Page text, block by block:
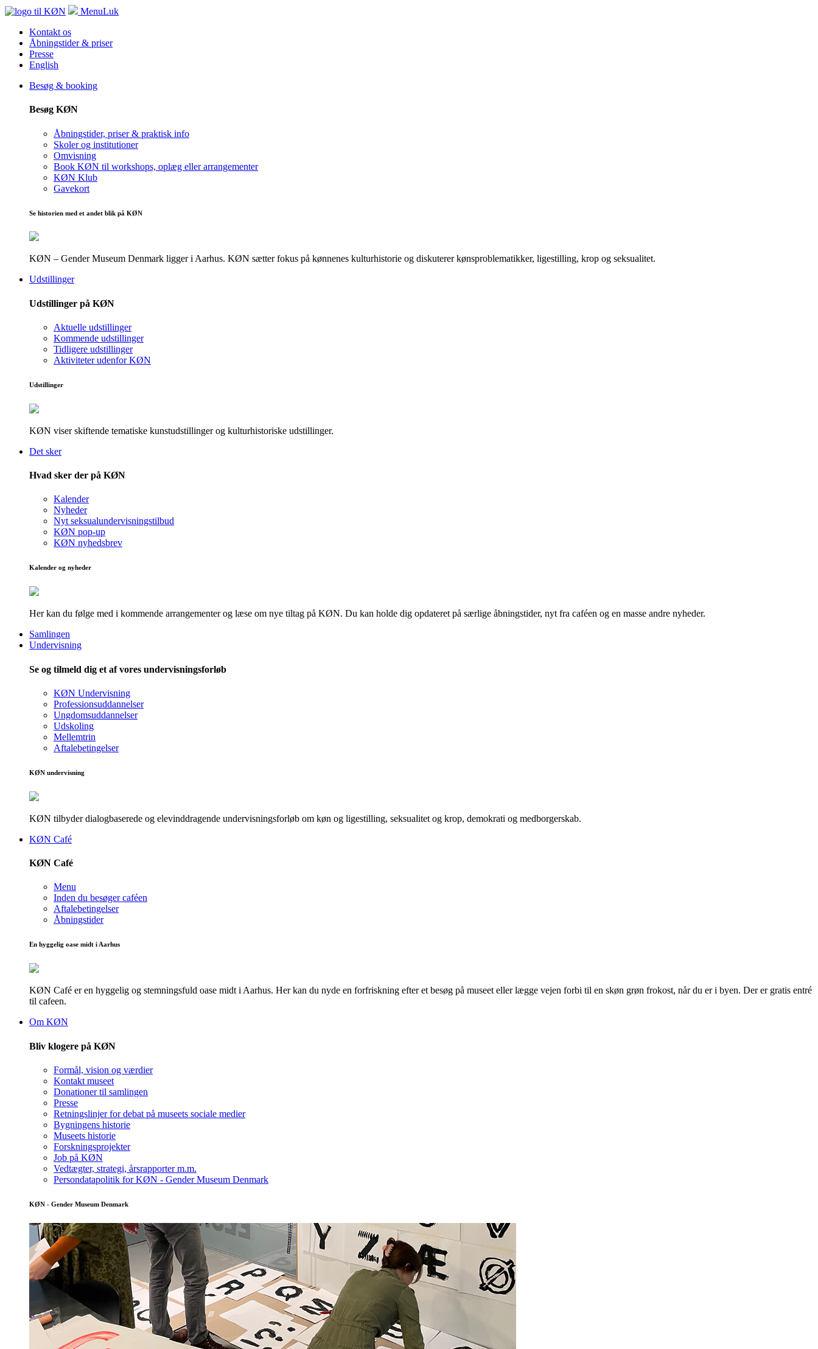
MenuLuk
Kontakt os
Åbningstider & priser
Presse
English
Besøg & booking
Besøg KØN
Åbningstider, priser & praktisk info
Skoler og institutioner
Omvisning
Book KØN til workshops, oplæg eller arrangementer
KØN Klub
Gavekort
Se historien med et andet blik på KØN
KØN – Gender Museum Denmark ligger i Aarhus. KØN sætter fokus på kønnenes kulturhistorie og diskuterer kønsproblematikker, ligestilling, krop og seksualitet.
Udstillinger
Udstillinger på KØN
Aktuelle udstillinger
Kommende udstillinger
Tidligere udstillinger
Aktiviteter udenfor KØN
Udstillinger
KØN viser skiftende tematiske kunstudstillinger og kulturhistoriske udstillinger.
Det sker
Hvad sker der på KØN
Kalender
Nyheder
Nyt seksualundervisningstilbud
KØN pop-up
KØN nyhedsbrev
Kalender og nyheder
Her kan du følge med i kommende arrangementer og læse om nye tiltag på KØN. Du kan holde dig opdateret på særlige åbningstider, nyt fra caféen og en masse andre nyheder.
Samlingen
Undervisning
Se og tilmeld dig et af vores undervisningsforløb
KØN Undervisning
Professionsuddannelser
Ungdomsuddannelser
Udskoling
Mellemtrin
Aftalebetingelser
KØN undervisning
KØN tilbyder dialogbaserede og elevinddragende undervisningsforløb om køn og ligestilling, seksualitet og krop, demokrati og medborgerskab.
KØN Café
KØN Café
Menu
Inden du besøger caféen
Aftalebetingelser
Åbningstider
En hyggelig oase midt i Aarhus
KØN Café er en hyggelig og stemningsfuld oase midt i Aarhus. Her kan du nyde en forfriskning efter et besøg på museet eller lægge vejen forbi til en skøn grøn frokost, når du er i byen. Der er gratis entré
til cafeen.
Om KØN
Bliv klogere på KØN
Formål, vision og værdier
Kontakt museet
Donationer til samlingen
Presse
Retningslinjer for debat på museets sociale medier
Bygningens historie
Museets historie
Forskningsprojekter
Job på KØN
Vedtægter, strategi, årsrapporter m.m.
Persondatapolitik for KØN - Gender Museum Denmark
KØN - Gender Museum Denmark